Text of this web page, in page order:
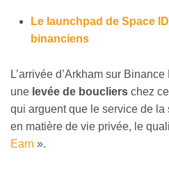
Le launchpad de Space
binanciens
L’arrivée d’Arkham sur
une levée de boucliers chez
qui arguent que le service de
en matière de vie privée, le
Earn ».